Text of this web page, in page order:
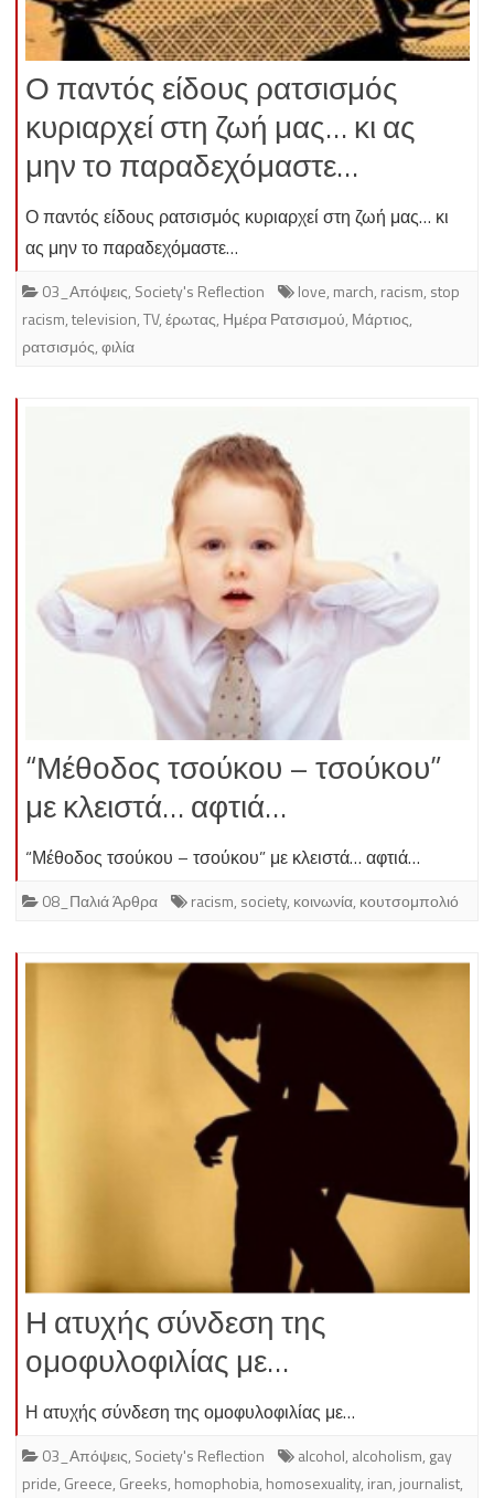
Ο παντός είδους ρατσισμός
κυριαρχεί στη ζωή μας… κι ας
μην το παραδεχόμαστε…
Ο παντός είδους ρατσισμός κυριαρχεί στη ζωή μας… κι
ας μην το παραδεχόμαστε…
03_Απόψεις, Society's Reflection love, march, racism, stop
racism,television,TV,έρωτας, Ημέρα Ρατσισμού, Μάρτιος,
ρατσισμός,φιλία
“Μέθοδος τσούκου – τσούκου”
με κλειστά… αφτιά…
“Μέθοδος τσούκου – τσούκου” με κλειστά… αφτιά…
08_Παλιά Άρθρα racism, society, κοινωνία, κουτσομπολιό
Η ατυχής σύνδεση της
ομοφυλοφιλίας με…
Η ατυχής σύνδεση της ομοφυλοφιλίας με…
03_Απόψεις, Society's Reflection alcohol, alcoholism, gay
pride, Greece, Greeks, homophobia, homosexuality, iran,journalist,